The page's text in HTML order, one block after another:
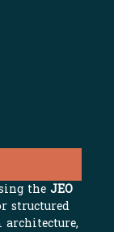
theJEO
structured
architecture,